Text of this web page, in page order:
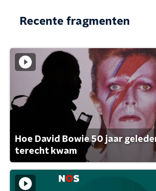
Recente fragmenten
Hoe David Bowie 50 jaar
terecht kwam